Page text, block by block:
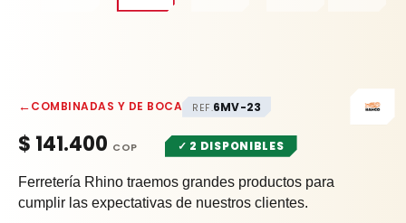
←COMBINADAS Y DE BOCA REF.6MV-23
$ 141.400 ✓ 2 DISPONIBLES
Ferretería Rhino traemos grandes productos para
cumplir las expectativas de nuestros clientes.